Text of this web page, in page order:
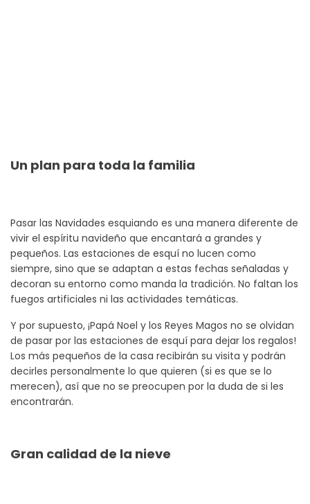
Un plan para toda la familia
Pasar las Navidades esquiando es una manera diferente de
vivir el espíritu navideño que encantará a grandes y
pequeños. Las estaciones de esquí no lucen como
siempre, sino que se adaptan a estas fechas señaladas y
decoran su entorno como manda la tradición. No faltan los
fuegos artificiales ni las actividades temáticas.
Y por supuesto, ¡Papá Noel y los Reyes Magos no se olvidan
de pasar por las estaciones de esquí para dejar los regalos!
Los más pequeños de la casa recibirán su visita y podrán
decirles personalmente lo que quieren (si es que se lo
merecen), así que no se preocupen por la duda de si les
encontrarán.
Gran calidad de la nieve